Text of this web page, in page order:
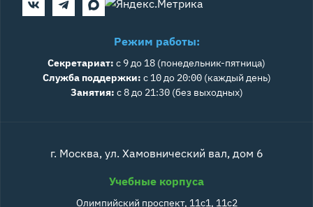
Режим работы:
Секретариат: с 9 до 18 (понедельник-пятница)
Служба поддержки: с 10 до 20:00 (каждый день)
Занятия: с 8 до 21:30 (без выходных)
г. Москва, ул. Хамовнический вал, дом 6
Учебные корпуса
Олимпийский проспект, 11с1, 11с2